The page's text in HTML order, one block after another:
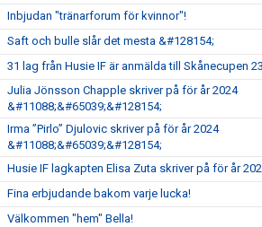
Inbjudan "tränarforum för kvinnor"!
Saft och bulle slår det mesta &#128154;
31 lag från Husie IF är anmälda till Skånecupen
Julia Jönsson Chapple skriver på för år 2024
&#11088;&#65039;&#128154;
Irma ”Pirlo” Djulovic skriver på för år 2024
&#11088;&#65039;&#128154;
Husie IF lagkapten Elisa Zuta skriver på för år
Fina erbjudande bakom varje lucka!
Välkommen "hem" Bella!